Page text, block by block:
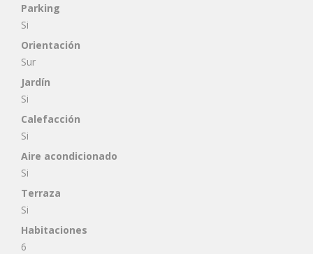
Parking
Si
Orientación
Sur
Jardín
Si
Calefacción
Si
Aire acondicionado
Si
Terraza
Si
Habitaciones
6